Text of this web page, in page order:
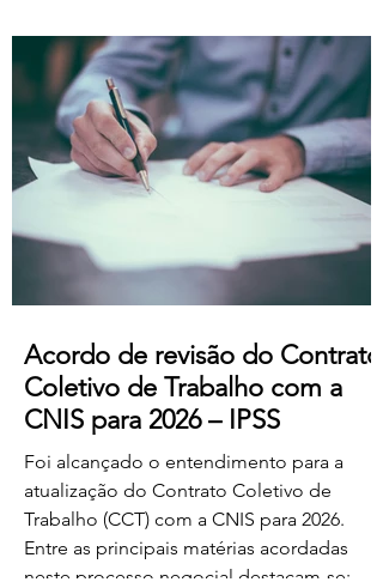
professores dos ensinos básico e
secundário profissionalizados; Aumento
do subsídio de refeição para os 5,50€.
Estas alterações produzem efeitos
retroativos a janeiro de 2026, aguardando-
se a sua publicação no Boletim
Acordo de revisão do Contrato
Coletivo de Trabalho com a
CNIS para 2026 – IPSS
Foi alcançado o entendimento para a
atualização do Contrato Coletivo de
Trabalho (CCT) com a CNIS para 2026.
Entre as principais matérias acordadas
neste processo negocial destacam-se: